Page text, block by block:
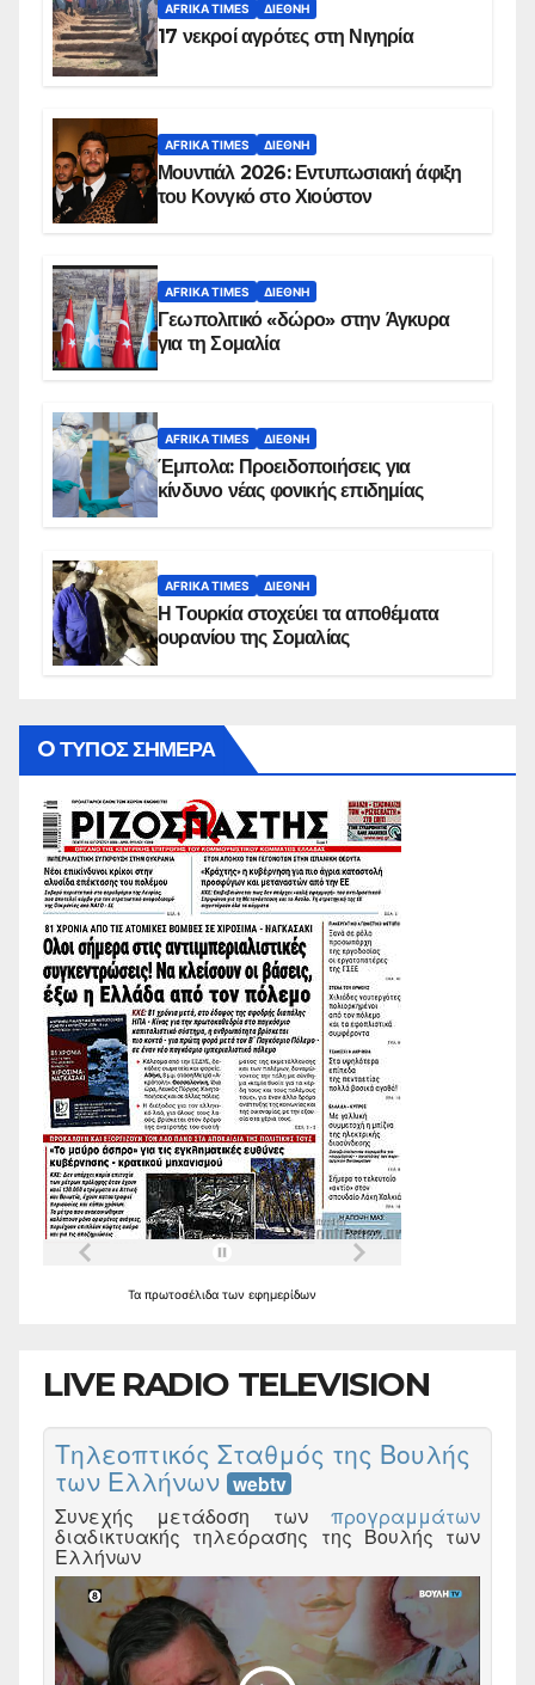
AFRIKA TIMES ΔΙΕΘΝΉ
17 νεκροί αγρότες στη Νιγηρία
AFRIKA TIMES ΔΙΕΘΝΉ
Μουντιάλ 2026: Εντυπωσιακή άφιξη
του Κονγκό στο Χιούστον
AFRIKA TIMES ΔΙΕΘΝΉ
Γεωπολιτικό «δώρο» στην Άγκυρα
για τη Σομαλία
AFRIKA TIMES ΔΙΕΘΝΉ
Έμπολα: Προειδοποιήσεις για
κίνδυνο νέας φονικής επιδημίας
AFRIKA TIMES ΔΙΕΘΝΉ
Η Τουρκία στοχεύει τα αποθέματα
ουρανίου της Σομαλίας
O ΤΥΠΟΣ ΣΗΜΕΡΑ
Τα πρωτοσέλιδα των εφημερίδων
LIVE RADIO TELEVISION